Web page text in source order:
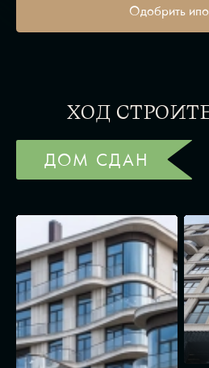
Одобрить
ХОД
ДОМ СДАН